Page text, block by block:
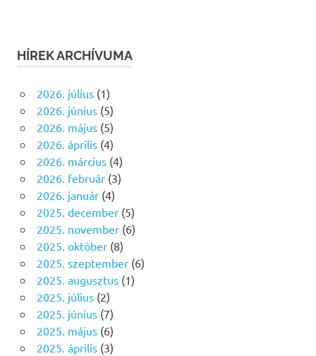
HÍREK ARCHÍVUMA
2026. július(1)
2026. június(5)
2026. május(5)
2026. április(4)
2026. március(4)
2026. február(3)
2026. január(4)
2025. december(5)
2025. november(6)
2025. október(8)
2025. szeptember(6)
2025. augusztus(1)
2025. július(2)
2025. június(7)
2025. május(6)
2025. április(3)